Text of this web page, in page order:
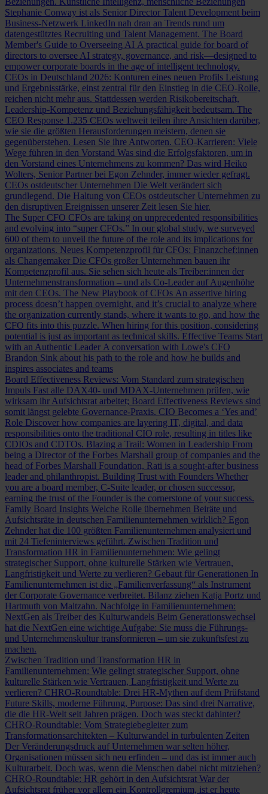
Stephanie Conway ist als Senior Director Talent Development beim
Business-Netzwerk LinkedIn nah dran an Trends rund um
datengestütztes Recruiting und Talent Management. The Board
Member's Guide to Overseeing AI A practical guide for board of
directors to oversee AI strategy, governance, and risk—designed to
empower corporate boards in the age of intelligent technology.
CEOs in Deutschland 2026: Konturen eines neuen Profils Leistung
und Ergebnisstärke, einst zentral für den Einstieg in die CEO-Rolle,
reichen nicht mehr aus. Stattdessen werden Risikobereitschaft,
Leadership-Kompetenz und Beziehungsfähigkeit bedeutsam. The
CEO Response 1.235 CEOs weltweit teilen ihre Ansichten darüber,
wie sie die größten Herausforderungen meistern, denen sie
gegenüberstehen. Lesen Sie ihre Antworten. CEO-Karrieren: Viele
Wege führen in den Vorstand Was sind die Erfolgsfaktoren, um in
den Vorstand eines Unternehmens zu kommen? Das wird Heiko
Wolters, Senior Partner bei Egon Zehnder, immer wieder gefragt.
CEOs ostdeutscher Unternehmen Die Welt verändert sich
grundlegend. Die Haltung von CEOs ostdeutscher Unternehmen zu
den disruptiven Ereignissen unserer Zeit lesen Sie hier.
The Super CFO CFOs are taking on unprecedented responsibilities
and evolving into “super CFOs.” In our global study, we surveyed
600 of them to unveil the future of the role and its implications for
organizations. Neues Kompetenzprofil für CFOs: Finanzchef:innen
als Changemaker Die CFOs großer Unternehmen bauen ihr
Kompetenzprofil aus. Sie sehen sich heute als Treiber:innen der
Unternehmenstransformation – und als Co-Leader auf Augenhöhe
mit den CEOs. The New Playbook of CFOs An assertive hiring
process doesn’t happen overnight, and it’s crucial to analyze where
the organization currently stands, where it wants to go, and how the
CFO fits into this puzzle. When hiring for this position, considering
potential is just as important as technical skills. Effective Teams Start
with an Authentic Leader A conversation with Lowe's CFO
Brandon Sink about his path to the role and how he builds and
inspires associates and teams
Board Effectiveness Reviews: Vom Standard zum strategischen
Impuls Fast alle DAX40- und MDAX-Unternehmen prüfen, wie
wirksam ihr Aufsichtsrat arbeitet; Board Effectiveness Reviews sind
somit längst gelebte Governance-Praxis. CIO Becomes a ‘Yes and’
Role Discover how companies are layering IT, digital, and data
responsibilities onto the traditional CIO role, resulting in titles like
CDIOs and CDTOs. Blazing a Trail: Women in Leadership From
being a Director of the Forbes Marshall group of companies and the
head of Forbes Marshall Foundation, Rati is a sought-after business
leader and philanthropist. Building Trust with Founders Whether
you are a board member, C-Suite leader, or chosen successor,
earning the trust of the Founder is the cornerstone of your success.
Family Board Insights Welche Rolle übernehmen Beiräte und
Aufsichtsräte in deutschen Familienunternehmen wirklich? Egon
Zehnder hat die 100 größten Familienunternehmen analysiert und
mit 24 Tiefeninterviews geführt. Zwischen Tradition und
Transformation HR in Familienunternehmen: Wie gelingt
strategischer Support, ohne kulturelle Stärken wie Vertrauen,
Langfristigkeit und Werte zu verlieren? Gebaut für Generationen In
Familienunternehmen ist die „Familienverfassung“ als Instrument
der Corporate Governance verbreitet. Bilanz ziehen Katja Portz und
Hartmuth von Maltzahn. Nachfolge in Familienunternehmen:
NextGen als Treiber des Kulturwandels Beim Generationswechsel
hat die NextGen eine wichtige Aufgabe: Sie muss die Führungs-
und Unternehmenskultur transformieren – um sie zukunftsfest zu
machen.
Zwischen Tradition und Transformation HR in
Familienunternehmen: Wie gelingt strategischer Support, ohne
kulturelle Stärken wie Vertrauen, Langfristigkeit und Werte zu
verlieren? CHRO-Roundtable: Drei HR-Mythen auf dem Prüfstand
Future Skills, moderne Führung, Purpose: Das sind drei Narrative,
die die HR-Welt seit Jahren prägen. Doch was steckt dahinter?
CHRO-Roundtable: Vom Strategiebegleiter zum
Transformationsarchitekten – Kulturwandel in turbulenten Zeiten
Der Veränderungsdruck auf Unternehmen war selten höher,
Organisationen müssen sich neu erfinden – und das ist immer auch
Kulturarbeit. Doch was, wenn die Menschen dabei nicht mitziehen?
CHRO-Roundtable: HR gehört in den Aufsichtsrat War der
Aufsichtsrat früher vor allem ein Kontrollgremium, ist er heute